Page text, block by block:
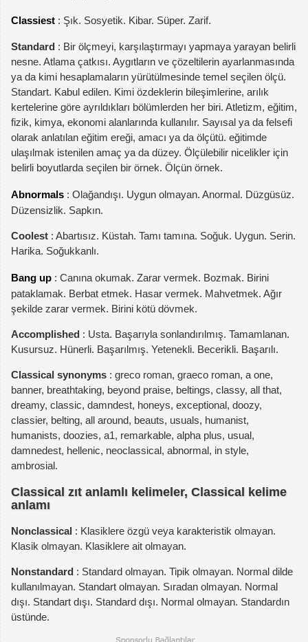
Classiest : Şık. Sosyetik. Kibar. Süper. Zarif.
Standard : Bir ölçmeyi, karşılaştırmayı yapmaya yarayan belirli
nesne. Atlama çatkısı. Aygıtların ve çözeltilerin ayarlanmasında
ya da kimi hesaplamaların yürütülmesinde temel seçilen ölçü.
Standart. Kabul edilen. Kimi özdeklerin bileşimlerine, arılık
kertelerine göre ayrıldıkları bölümlerden her biri. Atletizm, eğitim,
fizik, kimya, ekonomi alanlarında kullanılır. Sayısal ya da felsefi
olarak anlatılan eğitim ereği, amacı ya da ölçütü. eğitimde
ulaşılmak istenilen amaç ya da düzey. Ölçülebilir nicelikler için
belirli boyutlarda seçilen bir örnek. Ölçün örnek.
Abnormals : Olağandışı. Uygun olmayan. Anormal. Düzgüsüz.
Düzensizlik. Sapkın.
Coolest : Abartısız. Küstah. Tamı tamına. Soğuk. Uygun. Serin.
Harika. Soğukkanlı.
Bang up : Canına okumak. Zarar vermek. Bozmak. Birini
pataklamak. Berbat etmek. Hasar vermek. Mahvetmek. Ağır
şekilde zarar vermek. Birini kötü dövmek.
Accomplished : Usta. Başarıyla sonlandırılmış. Tamamlanan.
Kusursuz. Hünerli. Başarılmış. Yetenekli. Becerikli. Başarılı.
Classical synonyms : greco roman, graeco roman, a one,
banner, breathtaking, beyond praise, beltings, classy, all that,
dreamy, classic, damndest, honeys, exceptional, doozy,
classier, belting, all around, beauts, usuals, humanist,
humanists, doozies, a1, remarkable, alpha plus, usual,
damnedest, hellenic, neoclassical, abnormal, in style,
ambrosial.
Classical zıt anlamlı kelimeler, Classical kelime
anlamı
Nonclassical : Klasiklere özgü veya karakteristik olmayan.
Klasik olmayan. Klasiklere ait olmayan.
Nonstandard : Standard olmayan. Tipik olmayan. Normal dilde
kullanılmayan. Standart olmayan. Sıradan olmayan. Normal
dışı. Standart dışı. Standard dışı. Normal olmayan. Standardın
üstünde.